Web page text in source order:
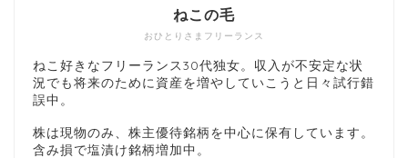
おひとりさまフリーランス
ねこの毛
ねこ好きなフリーランス30代独女。収入が不安定な状
況でも将来のために資産を増やしていこうと日々試行錯
誤中。
株は現物のみ、株主優待銘柄を中心に保有しています。
含み損で塩漬け銘柄増加中。